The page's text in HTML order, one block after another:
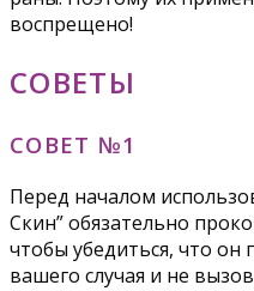
воспрещено!
СОВЕТЫ
СОВЕТ №1
Перед началом
Скин” обязательно
чтобы убедиться, что он
вашего случая и не